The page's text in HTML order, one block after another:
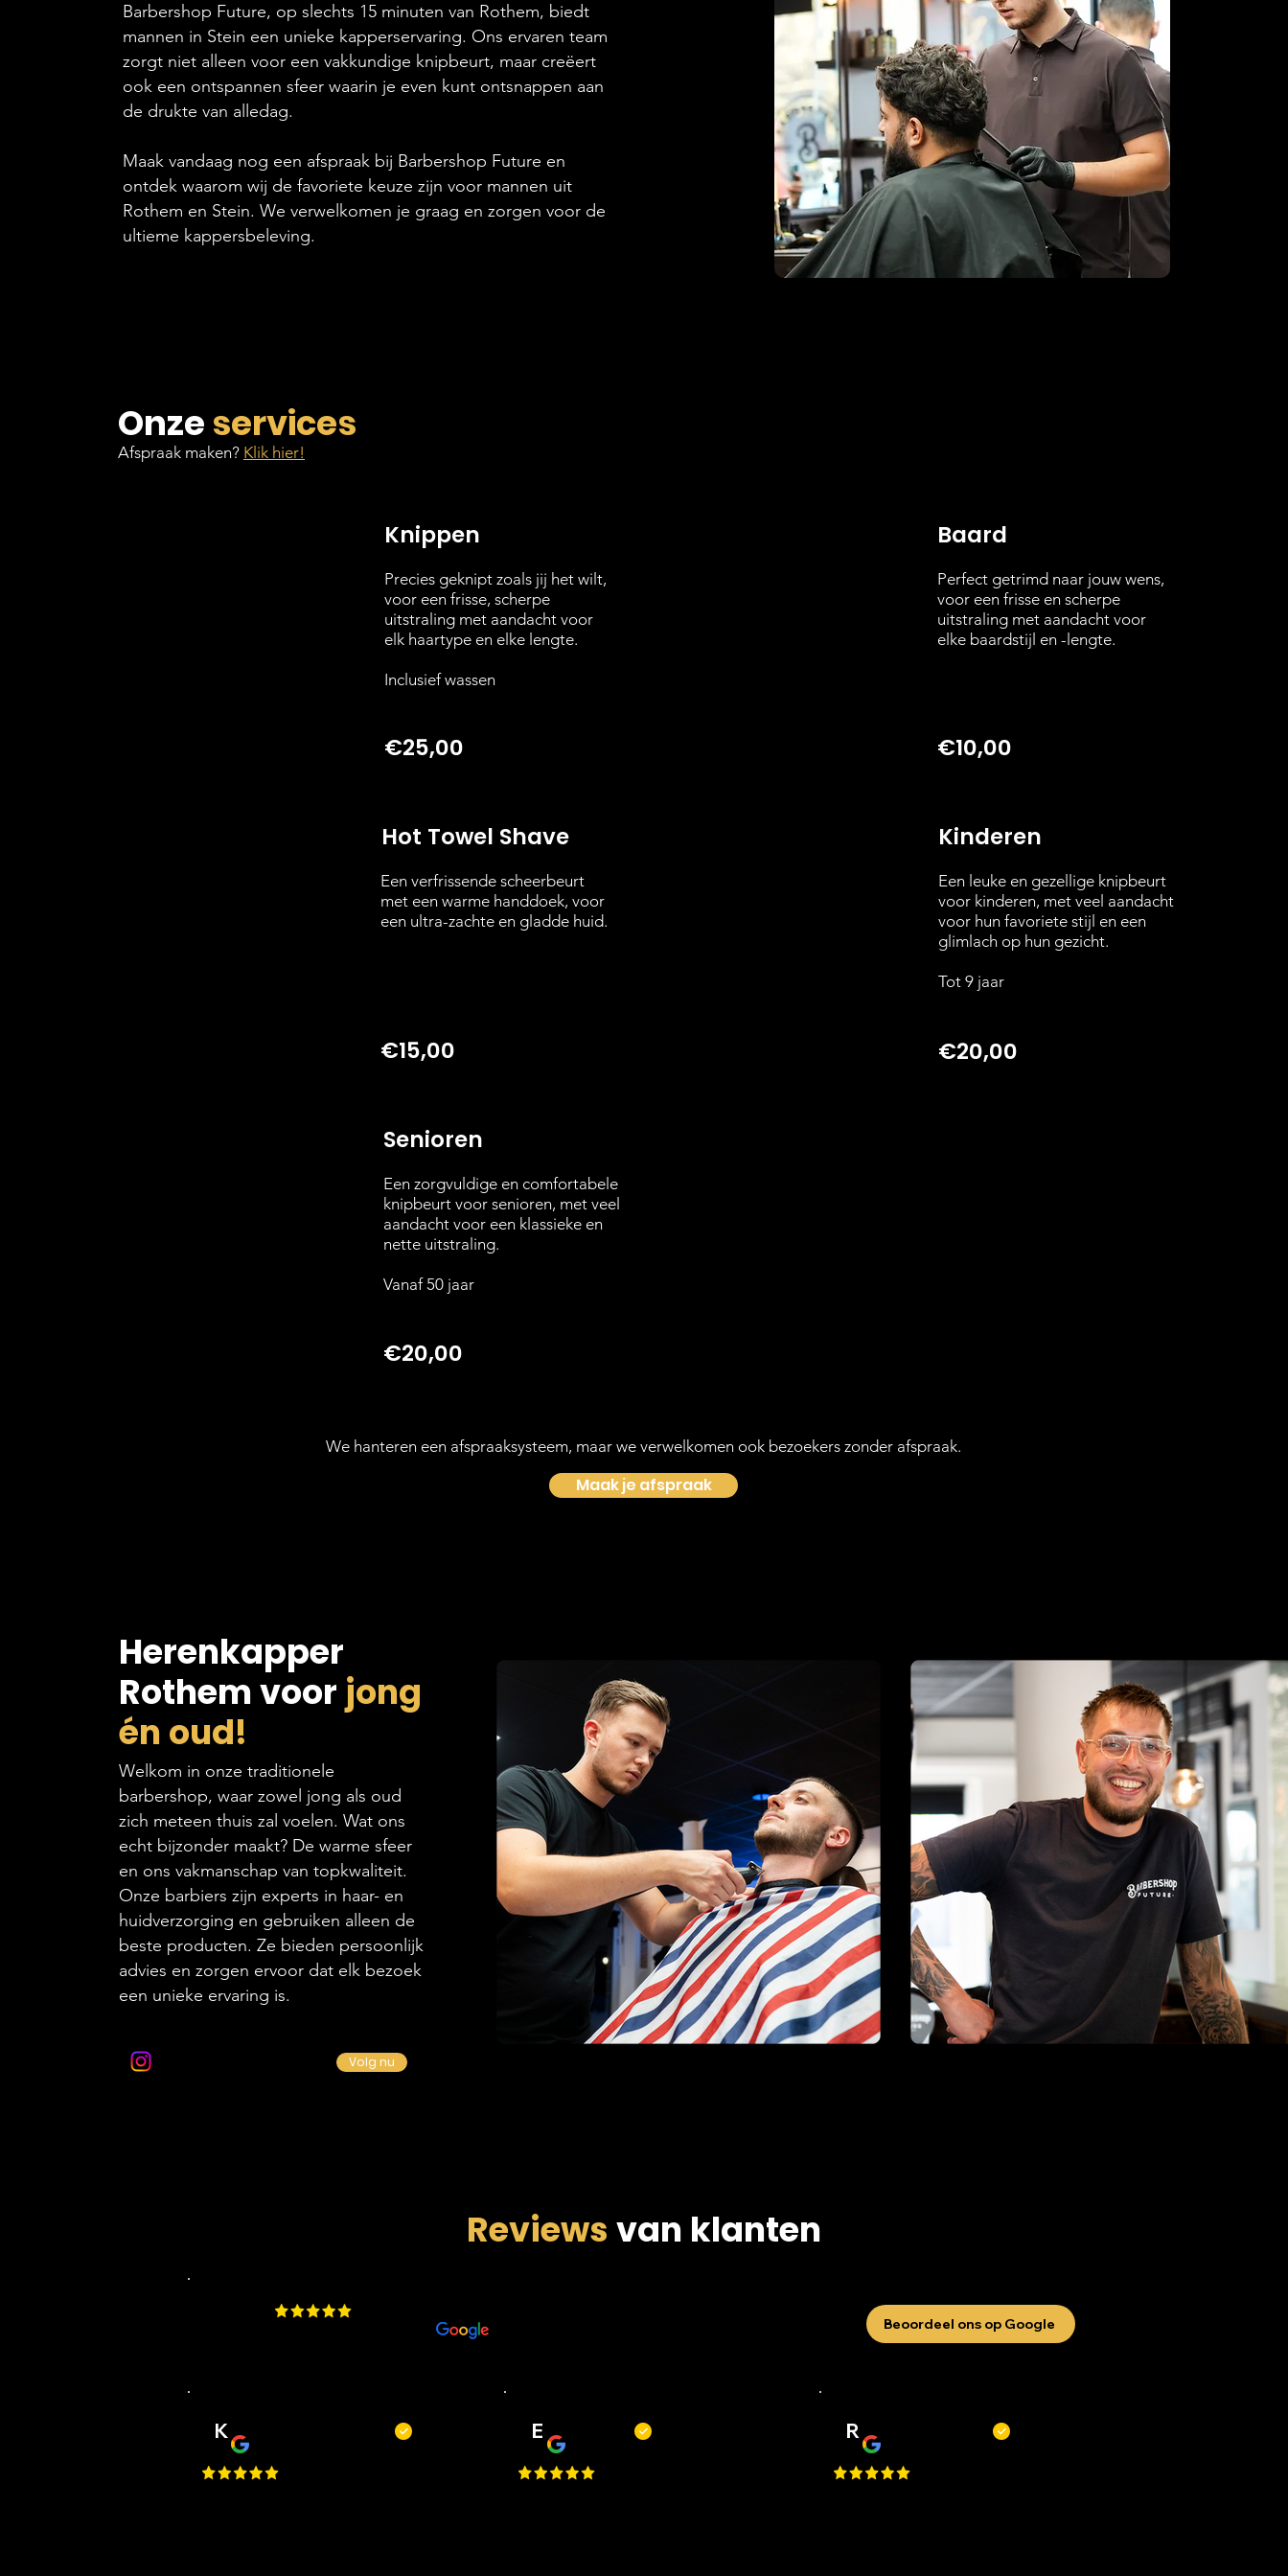
Barbershop Future, op slechts 15 minuten van Rothem, biedt
mannen in Stein een unieke kapperservaring. Ons ervaren team
zorgt niet alleen voor een vakkundige knipbeurt, maar creëert
ook een ontspannen sfeer waarin je even kunt ontsnappen aan
de drukte van alledag.
Maak vandaag nog een afspraak bij Barbershop Future en
ontdek waarom wij de favoriete keuze zijn voor mannen uit
Rothem en Stein. We verwelkomen je graag en zorgen voor de
ultieme kappersbeleving.
Herenkapper
Rothem voor jong
én oud!
Welkom in onze traditionele
barbershop, waar zowel jong als oud
zich meteen thuis zal voelen. Wat ons
echt bijzonder maakt? De warme sfeer
en ons vakmanschap van topkwaliteit.
Onze barbiers zijn experts in haar- en
huidverzorging en gebruiken alleen de
beste producten. Ze bieden persoonlijk
advies en zorgen ervoor dat elk bezoek
een unieke ervaring is.
Volg nu
Onze services
Afspraak maken? Klik hier!
Knippen
Precies geknipt zoals jij het wilt,
voor een frisse, scherpe
uitstraling met aandacht voor
elk haartype en elke lengte.
Inclusief wassen
€25,00
Baard
Perfect getrimd naar jouw wens,
voor een frisse en scherpe
uitstraling met aandacht voor
elke baardstijl en -lengte.
€10,00
Hot Towel Shave
Een verfrissende scheerbeurt
met een warme handdoek, voor
een ultra-zachte en gladde huid.
€15,00
Kinderen
Een leuke en gezellige knipbeurt
voor kinderen, met veel aandacht
voor hun favoriete stijl en een
glimlach op hun gezicht.
Tot 9 jaar
€20,00
Senioren
Een zorgvuldige en comfortabele
knipbeurt voor senioren, met veel
aandacht voor een klassieke en
nette uitstraling.
Vanaf 50 jaar
€20,00
We hanteren een afspraaksysteem, maar we verwelkomen ook bezoekers zonder afspraak.
Maak je afspraak
Reviews van klanten
Beoordeel ons op Google
K E R